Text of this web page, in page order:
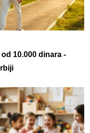
10.000 dinara -